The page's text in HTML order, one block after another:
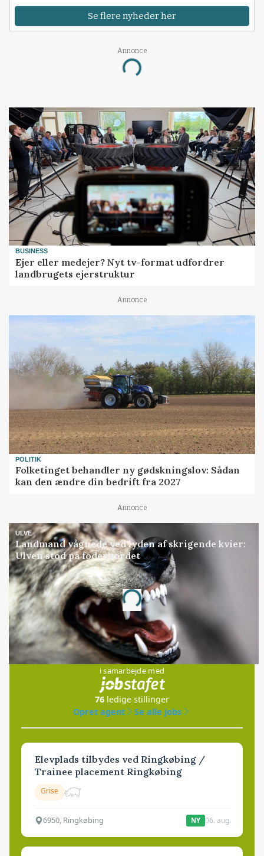
Se flere nyheder her
Annonce
Loading...
BUSINESS
Ejer eller medejer? Nyt tv-format udfordrer
landbrugets ejerstruktur
Annonce
POLITIK
Folketinget behandler ny gødskningslov: Sådan
kan den ændre din bedrift fra 2027
Annonce
ULVE
Landmand vågnede ved lyden af skrigende kvier:
Ulven stod på foderbordet
Annonce
Loading...
Jobs
i samarbejde med
76 ledige stillinger
Opret agent
Se alle jobs
Elevplads tilbydes ved Ringkøbing /
Trainee placement Ringkøbing
Grise
6950, Ringkøbing NY 06. aug.